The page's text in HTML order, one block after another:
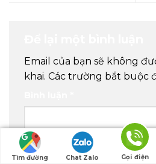
Email của bạn sẽ không
khai. Các trường bắt buộc
Tìm đường Chat Zalo Gọi điện